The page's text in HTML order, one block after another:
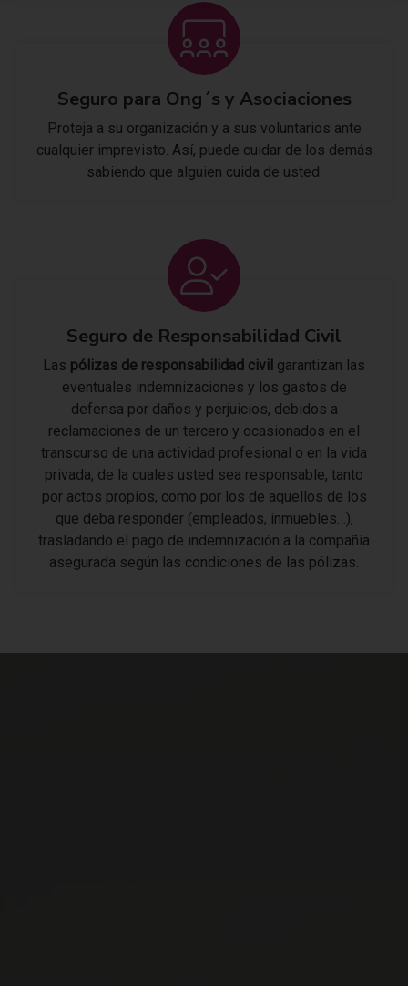
Seguro para Ong´s y Asociaciones
Proteja a su organización y a sus voluntarios ante
cualquier imprevisto. Así, puede cuidar de los demás
sabiendo que alguien cuida de usted.
Seguro de Responsabilidad Civil
Las pólizas de responsabilidad civil garantizan las
eventuales indemnizaciones y los gastos de
defensa por daños y perjuicios, debidos a
reclamaciones de un tercero y ocasionados en el
transcurso de una actividad profesional o en la vida
privada, de la cuales usted sea responsable, tanto
por actos propios, como por los de aquellos de los
que deba responder (empleados, inmuebles…),
trasladando el pago de indemnización a la compañía
asegurada según las condiciones de las pólizas.